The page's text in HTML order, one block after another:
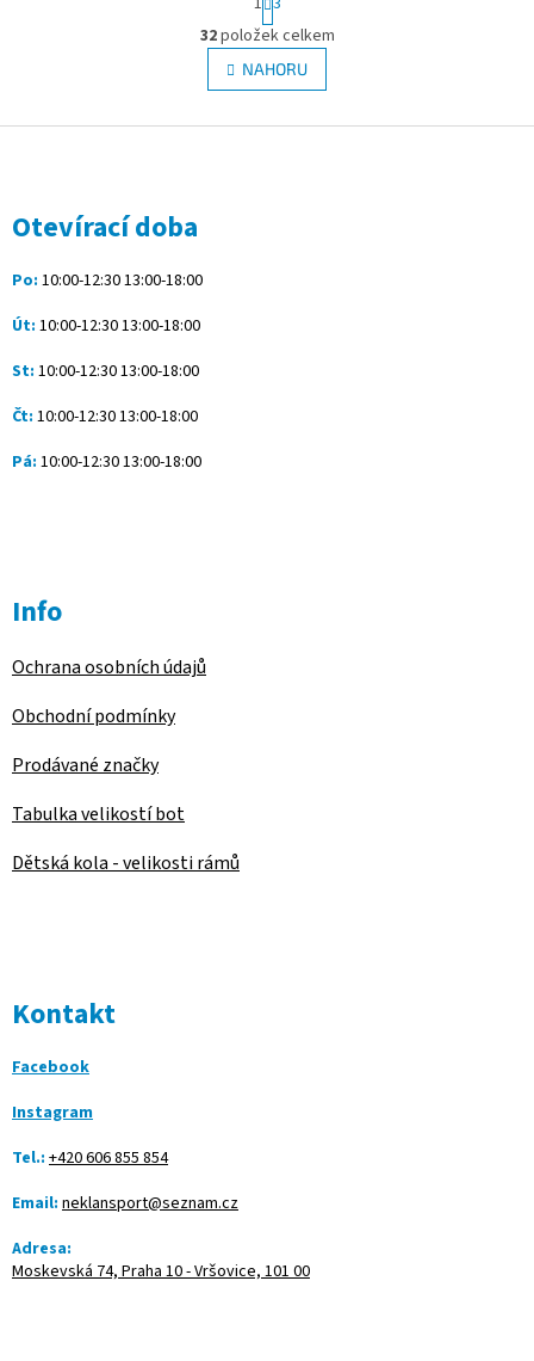
O
v
l
á
t
r
á
n
k
v
32položek celkem
NAHORU
Otevírací doba
Po: 10:00-12:30 13:00-18:00
Út: 10:00-12:30 13:00-18:00
St: 10:00-12:30 13:00-18:00
Čt: 10:00-12:30 13:00-18:00
Pá: 10:00-12:30 13:00-18:00
Info
Ochrana osobních údajů
Obchodní podmínky
Prodávané značky
Tabulka velikostí bot
Dětská kola - velikosti rámů
Kontakt
Facebook
Instagram
Tel.: +420 606 855 854
Email: neklansport@seznam.cz
Adresa:
Moskevská 74, Praha 10 - Vršovice, 101 00